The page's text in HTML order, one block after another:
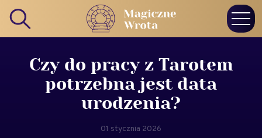
Czy do pracy z Tarotem
potrzebna jest data
urodzenia?
01 stycznia 2026